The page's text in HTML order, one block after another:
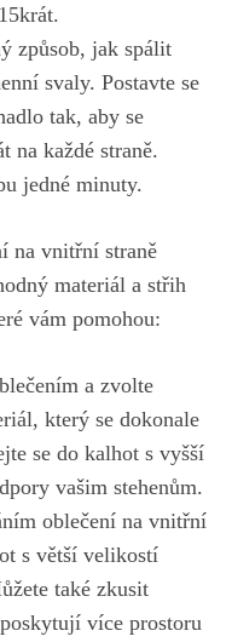
způsob, jak spálit
svaly. Postavte se
tak, aby ⁣se
⁣na‍ každé straně.⁤
jedné minuty.
⁤na ‌vnitřní straně
materiál a střih​
vám⁤ pomohou:
a zvolte⁢
který⁣ se dokonale
se⁢ do kalhot ⁤s vyšší
vašim stehenům.
oblečení na‌ vnitřní
s‌ větší velikostí
​také zkusit
více prostoru